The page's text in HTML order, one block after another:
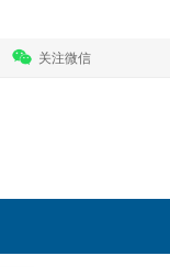
关注微信